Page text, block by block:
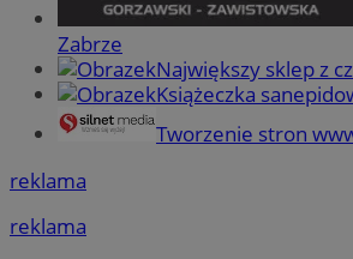
Zabrze
Największy sklep z
Książeczka
Tworzenie stron
reklama
reklama